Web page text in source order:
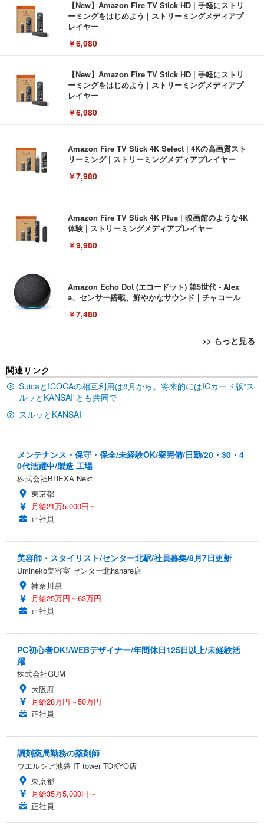
【New】Amazon Fire TV Stick HD | 手軽にストリ
ーミングをはじめよう | ストリーミングメディアプ
レイヤー
￥6,980
【New】Amazon Fire TV Stick HD | 手軽にストリ
ーミングをはじめよう | ストリーミングメディアプ
レイヤー
￥6,980
Amazon Fire TV Stick 4K Select | 4Kの高画質スト
リーミング | ストリーミングメディアプレイヤー
￥7,980
Amazon Fire TV Stick 4K Plus | 映画館のような4K
体験 | ストリーミングメディアプレイヤー
￥9,980
Amazon Echo Dot (エコードット) 第5世代 - Alex
a、センサー搭載、鮮やかなサウンド｜チャコール
￥7,480
>> もっと見る
い 跳ね上げ式アームレスト コンパクト 約105度ロッ
キング pc 事務椅子 360度回転 座面昇降 強化ナイロ
ン樹脂ベース 通気性メッシュ 在宅ワーク H-WY01
￥5,699
SIHOO B100 オフィスチェア／デスクチェア メッシ
ュチェア 人間工学 疲れない ブラック
￥27,999
Sezlife オフィスチェア デスクチェア 疲れない テレ
ワーク チェア 強化バックレスト 30度ロッキング機
レスト 3Dヘッドレスト ハンガー付き 高反発クッシ
ョン PCチェア 通気性メッシュ ゲーミング/勉強/事
務用 おしゃれ パソコンチェア (ブラック)
￥7,680
Sezlife オフィスチェア デスクチェア 疲れない テレ
レスト 3Dヘッドレスト ハンガー付き 高反発クッシ
務用 おしゃれ パソコンチェア (ホワイト)
ッシュ 通気性 ランバーサポート付き 腰サポート ガ
EV3240X-WT | 31.5型4K UHD・USB Type-C・ホワ
イト
￥105,595
イト
￥109,572
【純正品】27"ゲーミングモニター DualSense 充電
￥49,979
【整備済み品】Dell E2724HS 27インチ 液晶モニタ
応 ComfortView ビジネス向け
HOOTER Gaming Monitor 24” Essential ゲーミン
回使い捨て 無香料 ホワイト 300枚
￥3,373
Amazonベーシック ペットシーツ 厚型 ワイド 42枚
x2袋(84枚) ホワイト(吸収面:ライトブルー)
￥3,234
ネオ・ルーライフ ネオ・オムツ L 中型犬用 26枚入
￥1,800
Smart Basic(スマートベーシック) 【Amazon.co.jp
アイリスオーヤマ ペットシーツ 超厚型 お徳用 レギ
ュラー 200枚入【Amazon.co.jp限定】
関連リンク
SuicaとICOCAの相互利用は8月から。将来的にはICカード版“ス
ルッとKANSAI”とも共同で
スルッとKANSAI
メンテナンス・保守・保全/未経験OK/寮完備/日勤/20・30・4
0代活躍中/製造 工場
株式会社BREXA Next
東京都
月給21万5,000円～
正社員
美容師・スタイリスト/センター北駅/社員募集/8月7日更新
Umineko美容室 センター北hanare店
神奈川県
月給25万円～63万円
正社員
PC初心者OK!/WEBデザイナー/年間休日125日以上/未経験活
躍
株式会社GUM
大阪府
月給28万円～50万円
正社員
調剤薬局勤務の薬剤師
ウエルシア池袋 IT tower TOKYO店
東京都
月給35万5,000円～
正社員